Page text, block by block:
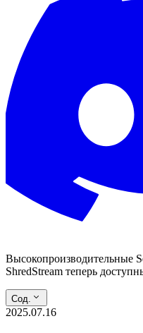
Высокопроизводительные
ShredStream теперь
Сод.
2025.07.16